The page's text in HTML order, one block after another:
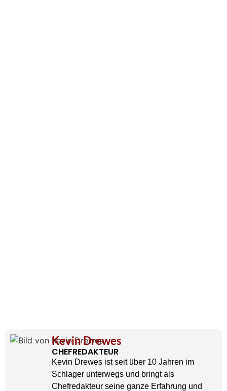
Kevin Drewes
CHEFREDAKTEUR
Kevin Drewes ist seit über 10 Jahren im
Schlager unterwegs und bringt als
Chefredakteur seine ganze Erfahrung und